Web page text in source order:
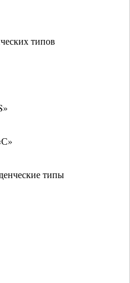
типов
типы